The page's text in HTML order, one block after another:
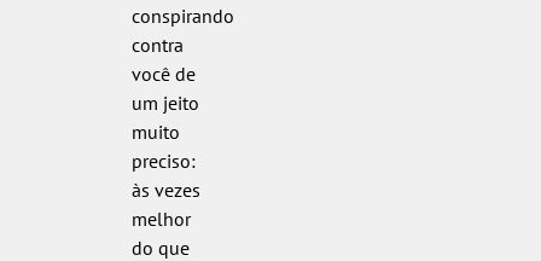
conspirando
contra
você de
um jeito
muito
preciso:
às vezes
melhor
do que